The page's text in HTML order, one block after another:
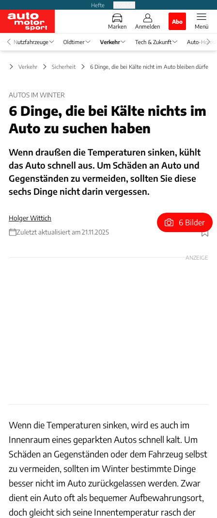
Hefte
Marken Anmelden
Abo
Menü
Nutzfahrzeuge Oldtimer Verkehr Tech & Zukunft Auto-
Verkehr Sicherheit 6 Dinge, die bei Kälte nicht im Auto bleiben dürfen
AUTOS IM WINTER
6 Dinge, die bei Kälte nichts im
Auto zu suchen haben
Wenn draußen die Temperaturen sinken, kühlt
das Auto schnell aus. Um Schäden an Auto und
Gegenständen zu vermeiden, sollten Sie diese
sechs Dinge nicht darin vergessen.
Holger Wittich
Zuletzt aktualisiert am 21.11.2025
Foto: Feifei Cui-Paoluzzo via Getty Images
6 Bilder
ANZEIGE
Wenn die Temperaturen sinken, wird es auch im
Innenraum eines geparkten Autos schnell kalt. Um
Schäden an Gegenständen oder dem Fahrzeug selbst
zu vermeiden, sollten im Winter bestimmte Dinge
besser nicht im Auto zurückgelassen werden. Zwar
dient ein Auto oft als bequemer Aufbewahrungsort,
doch gleicht sich seine Innentemperatur rasch der